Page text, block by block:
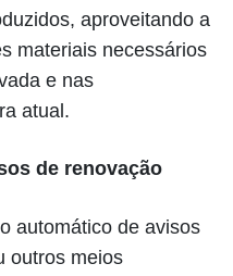
aproveitando a
materiais necessários
e nas
atual.
de renovação
automático de avisos
outros meios